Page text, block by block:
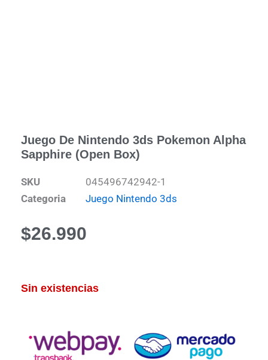
Juego De Nintendo 3ds Pokemon Alpha
Sapphire (Open Box)
SKU
045496742942-1
Categoria
Juego Nintendo 3ds
$26.990
Sin existencias